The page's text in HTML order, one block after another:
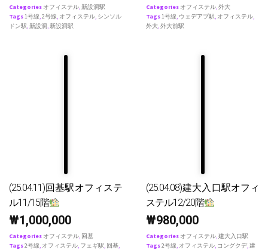
Categories オフィステル,新設洞駅
Tags1号線,2号線, オフィステル, シンソル
ドン駅,新設洞 ,新設洞駅
Categories オフィステル,外大
Tags1号線, ウェデアプ駅, オフィステル,
外大,外大前駅
(25.04.11)回基駅オフィステ
ル11/15階
₩1,000,000
Categories オフィステル, 回基
Tags2号線, オフィステル, フェギ駅, 回基,
(25.04.08)建大入口駅オフィ
ステル12/20階
₩980,000
Categories オフィステル,建大入口駅
Tags2号線, オフィステル, コングクデ,建